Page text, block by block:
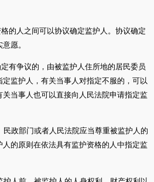
的人之间可以协议确定监护人。协议确定
愿。
有争议的，由被监护人住所地的居民委员
监护人，有关当事人对指定不服的，可以
当事人也可以直接向人民法院申请指定监
民政部门或者人民法院应当尊重被监护人的
的原则在依法具有监护资格的人中指定监